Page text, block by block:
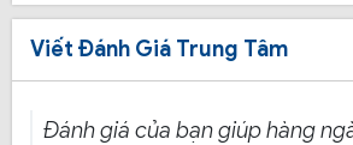
Viết Đánh Giá Trung Tâm
Đánh giá của bạn giúp hàng